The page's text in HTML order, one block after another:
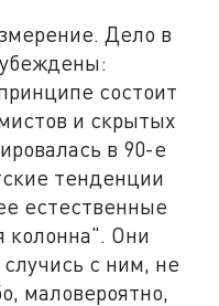
Дело в
состоит
и скрытых
в 90-е
тенденции
естественные
колонна". Они
с ним, не
маловероятно,